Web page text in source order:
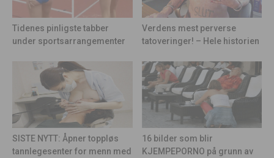
Tidenes pinligste tabber
under sportsarrangementer
Verdens mest perverse
tatoveringer! – Hele historien
SISTE NYTT: Åpner toppløs
tannlegesenter for menn med
16 bilder som blir
KJEMPEPORNO på grunn av